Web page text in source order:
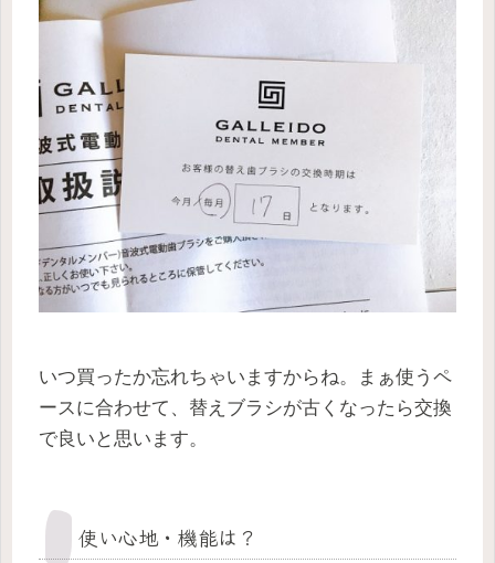
いつ買ったか忘れちゃいますからね。まぁ使うペ
ースに合わせて、替えブラシが古くなったら交換
で良いと思います。
使い心地・機能は？